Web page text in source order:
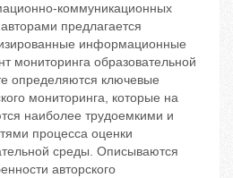
коммуникационных
предлагается
информационные
мониторинга образовательной
определяются ключевые
мониторинга, которые на
наиболее трудоемкими и
процесса оценки
среды. Описываются
авторского